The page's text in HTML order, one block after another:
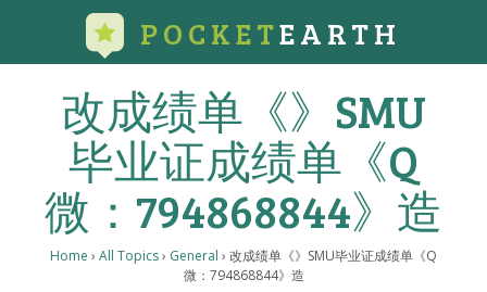
POCKETEARTH
改成绩单《》SMU
毕业证成绩单《Q
微：794868844》造
Home › All Topics› General › 改成绩单《》SMU毕业证成绩单《Q
微：794868844》造